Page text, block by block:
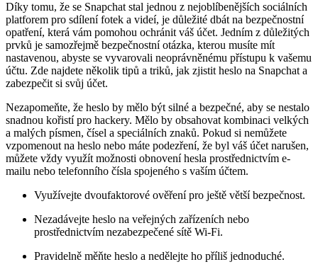
Díky tomu, že se Snapchat stal jednou z nejoblíbenějších sociálních
platforem pro sdílení fotek a videí, je důležité dbát na bezpečnostní
opatření, která vám pomohou ochránit váš účet. Jedním z důležitých
prvků je samozřejmě bezpečnostní otázka, kterou musíte mít
nastavenou, abyste se vyvarovali neoprávněnému přístupu k vašemu
účtu. Zde najdete několik tipů a triků, jak zjistit heslo na Snapchat a
zabezpečit si svůj účet.
Nezapomeňte, že heslo by mělo být silné a bezpečné, aby se nestalo
snadnou kořistí pro hackery. Mělo by obsahovat kombinaci velkých
a malých písmen, čísel a speciálních znaků. Pokud si nemůžete
vzpomenout na heslo nebo máte podezření, že byl váš účet narušen,
můžete vždy využít možnosti obnovení hesla prostřednictvím e-
mailu nebo telefonního čísla spojeného s vaším účtem.
Využívejte dvoufaktorové ověření pro ještě větší bezpečnost.
Nezadávejte heslo na veřejných zařízeních nebo
prostřednictvím nezabezpečené sítě Wi-Fi.
Pravidelně měňte heslo a nedělejte ho příliš jednoduché.